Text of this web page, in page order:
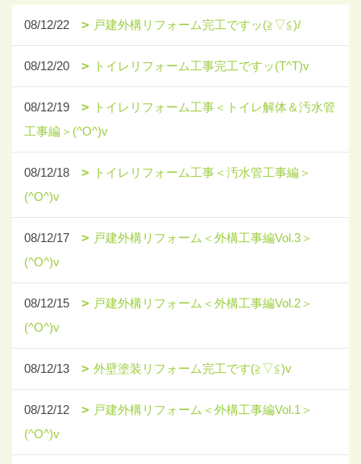
08/12/22 戸建外構リフォーム完工ですッ(≧▽≦)/
08/12/20 トイレリフォーム工事完工ですッ(T^T)v
08/12/19
トイレリフォーム工事＜トイレ解体＆汚水管
工事編＞(^O^)v
08/12/18
トイレリフォーム工事＜汚水管工事編＞
(^O^)v
08/12/17
戸建外構リフォーム＜外構工事編Vol.3＞
(^O^)v
08/12/15
戸建外構リフォーム＜外構工事編Vol.2＞
(^O^)v
08/12/13 外壁塗装リフォーム完工です(≧▽≦)v
08/12/12
戸建外構リフォーム＜外構工事編Vol.1＞
(^O^)v